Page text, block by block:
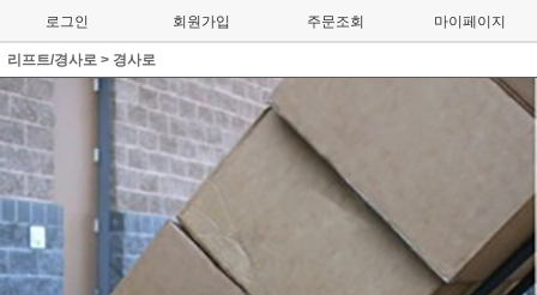
로그인 회원가입 주문조회 마이페이지
리프트/경사로 > 경사로